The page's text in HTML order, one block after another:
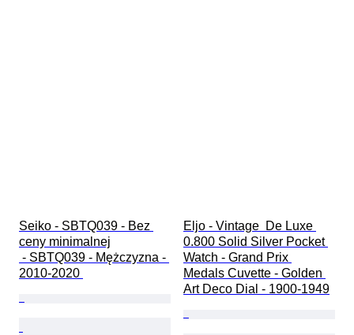
Seiko - SBTQ039 - Bez
ceny minimalnej
2010-2020
Eljo - Vintage  De Luxe
0.800 Solid Silver Pocket
Watch - Grand Prix
Medals Cuvette - Golden
Art Deco Dial - 1900-1949